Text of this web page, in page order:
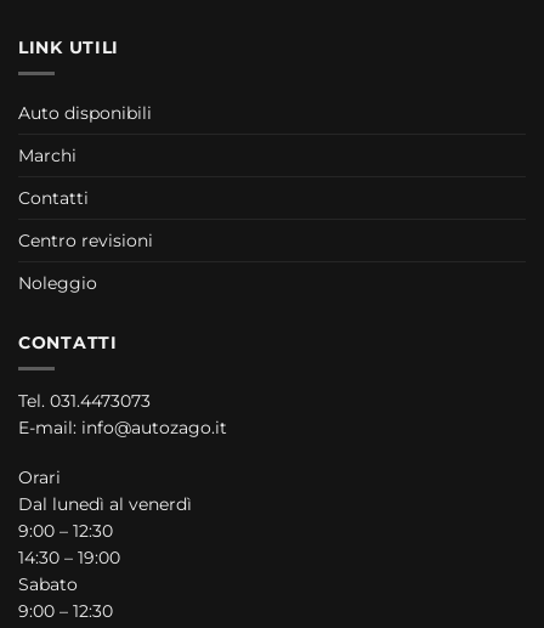
LINK UTILI
Auto disponibili
Marchi
Contatti
Centro revisioni
Noleggio
CONTATTI
Tel. 031.4473073
E-mail: info@autozago.it
Orari
Dal lunedì al venerdì
9:00 – 12:30
14:30 – 19:00
Sabato
9:00 – 12:30